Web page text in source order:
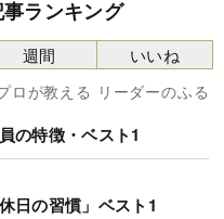
ランキング
ロが教える リーダーのふる
の特徴・ベスト1
日の習慣」ベスト1
週間 いいね